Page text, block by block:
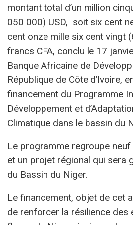
montant total d’un million
050 000) USD, soit six cent
cent onze mille six cent vingt
francs CFA, conclu le 17
Banque Africaine de
République de Côte d’Ivoire,
financement du Programme
Développement et
Climatique dans le bassin du
Le programme regroupe
et un projet régional qui sera
du Bassin du Niger.
Le financement, objet de cet
de renforcer la résilience des